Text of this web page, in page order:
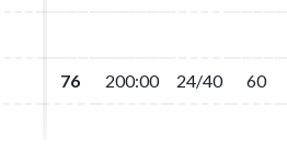
76 200:00 24/40 60
76 200:00 24/40 60